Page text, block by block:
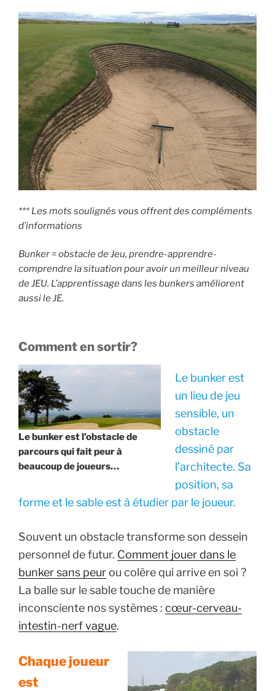
*** Les mots soulignés vous offrent des compléments
d’informations
Bunker = obstacle de Jeu, prendre-apprendre-
comprendre la situation pour avoir un meilleur niveau
de JEU. L’apprentissage dans les bunkers améliorent
aussi le JE.
Comment en sortir?
Le bunker est l’obstacle de
parcours qui fait peur à
beaucoup de joueurs…
Le bunker est
un lieu de jeu
sensible, un
obstacle
dessiné par
l’architecte. Sa
position, sa
forme et le sable est à étudier par le joueur.
Souvent un obstacle transforme son dessein
personnel de futur. Comment jouer dans le
bunker sans peurou colère qui arrive en soi ?
La balle sur le sable touche de manière
inconsciente nos systèmes : cœur-cerveau-
intestin-nerf vague.
Chaque joueur
est